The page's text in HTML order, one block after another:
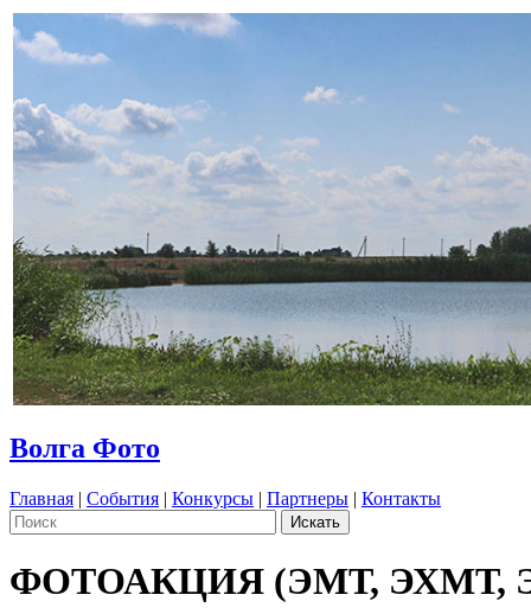
Волга Фото
Главная | События | Конкурсы | Партнеры | Контакты
ФОТОАКЦИЯ (ЭМТ, ЭХМТ,